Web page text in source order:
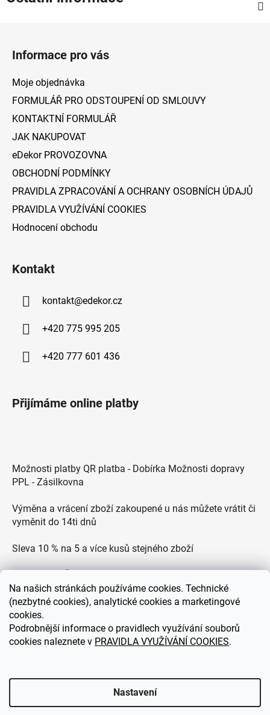
Na našich stránkách používáme cookies. Technické
(nezbytné cookies), analytické cookies a marketingové
cookies.
Podrobnější informace o pravidlech využívání souborů
cookies naleznete v PRAVIDLA VYUŽÍVÁNÍ COOKIES.
Nastavení
Informace pro vás
Moje objednávka
FORMULÁŘ PRO ODSTOUPENÍ OD SMLOUVY
KONTAKTNÍ FORMULÁŘ
JAK NAKUPOVAT
eDekor PROVOZOVNA
OBCHODNÍ PODMÍNKY
PRAVIDLA ZPRACOVÁNÍ A OCHRANY OSOBNÍCH ÚDAJŮ
PRAVIDLA VYUŽÍVÁNÍ COOKIES
Hodnocení obchodu
Kontakt
kontakt@edekor.cz
+420 775 995 205
+420 777 601 436
Přijímáme online platby
Možnosti platby QR platba - Dobírka Možnosti dopravy
PPL - Zásilkovna
Výměna a vrácení zboží zakoupené u nás můžete vrátit či
vyměnit do 14ti dnů
Sleva 10 % na 5 a více kusů stejného zboží
Zákaznická podpora každý všední den od 9.00 do 18.00
hodin
eDEKOR.cz